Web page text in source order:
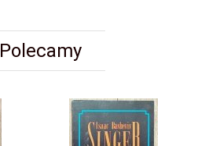
Polecamy